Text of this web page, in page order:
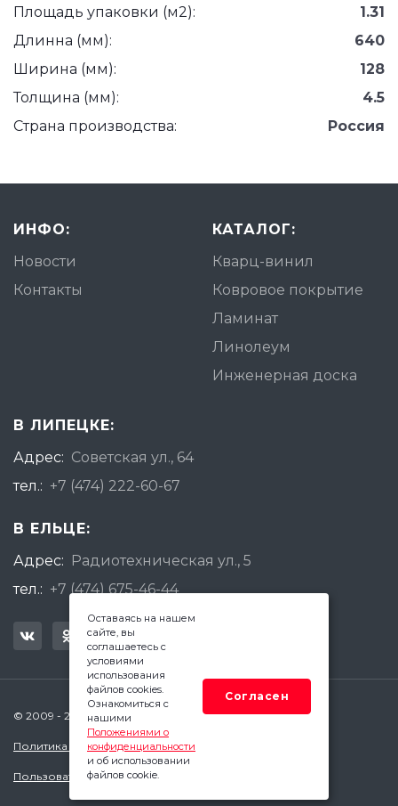
Площадь упаковки (м2):
1.31
Длинна (мм):
640
Ширина (мм):
128
Толщина (мм):
4.5
Страна производства:
Россия
ИНФО:
Новости
Контакты
КАТАЛОГ:
Кварц-винил
Ковровое покрытие
Ламинат
Линолеум
Инженерная доска
В ЛИПЕЦКЕ:
Адрес: Советская ул., 64
тел.: +7 (474) 222-60-67
В ЕЛЬЦЕ:
Адрес: Радиотехническая ул., 5
тел.: +7 (474) 675-46-44
© 2009 - 2026 Квадратный Метр - Липецк
Политика конфиденциальности
Пользовательское соглашение
Оставаясь на нашем
сайте, вы
соглашаетесь с
условиями
использования
файлов cookies.
Ознакомиться с
нашими
Положениями о
конфиденциальности
и об использовании
файлов cookie.
Согласен